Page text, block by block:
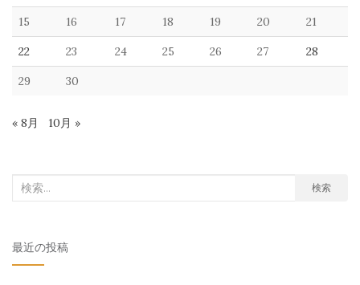
15 16 17 18 19 20 21
22 23 24 25 26 27 28
29 30
« 8月 10月 »
検
象:
検索
最近の投稿